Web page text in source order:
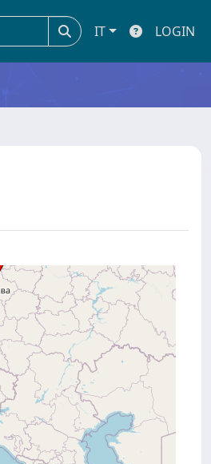
IT LOGIN